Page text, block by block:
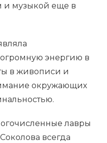
и музыкой еще в
энергию в
в живописи и
окружающих
лавры
всегда